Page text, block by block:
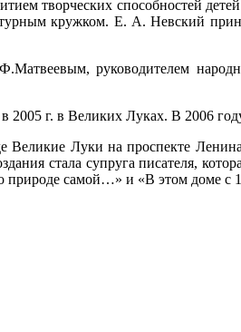
творческих способностей
кружком. Е. А. Невский
руководителем
г. в Великих Луках. В 2006
Великие Луки на проспекте
стала супруга писателя,
природе самой…» и «В этом доме